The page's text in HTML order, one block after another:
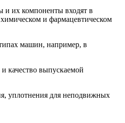
и их компоненты входят в
и фармацевтическом
машин, например, в
качество выпускаемой
уплотнения для неподвижных